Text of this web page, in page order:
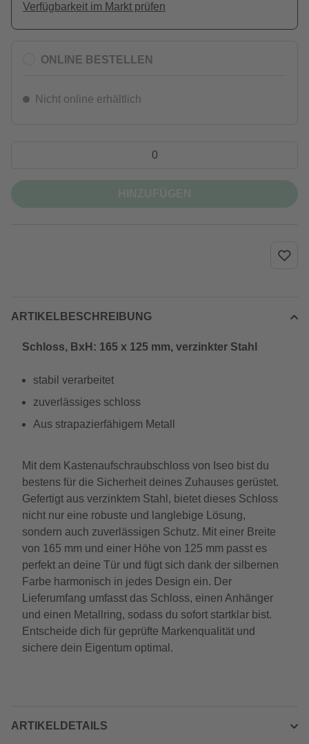
Verfügbarkeit im Markt prüfen
ONLINE BESTELLEN
Nicht online erhältlich
ARTIKELBESCHREIBUNG
Schloss, BxH: 165 x 125 mm, verzinkter Stahl
stabil verarbeitet
zuverlässiges schloss
Aus strapazierfähigem Metall
Mit dem Kastenaufschraubschloss von Iseo bist du
bestens für die Sicherheit deines Zuhauses gerüstet.
Gefertigt aus verzinktem Stahl, bietet dieses Schloss
nicht nur eine robuste und langlebige Lösung,
sondern auch zuverlässigen Schutz. Mit einer Breite
von 165 mm und einer Höhe von 125 mm passt es
perfekt an deine Tür und fügt sich dank der silbernen
Farbe harmonisch in jedes Design ein. Der
Lieferumfang umfasst das Schloss, einen Anhänger
und einen Metallring, sodass du sofort startklar bist.
Entscheide dich für geprüfte Markenqualität und
sichere dein Eigentum optimal.
ARTIKELDETAILS